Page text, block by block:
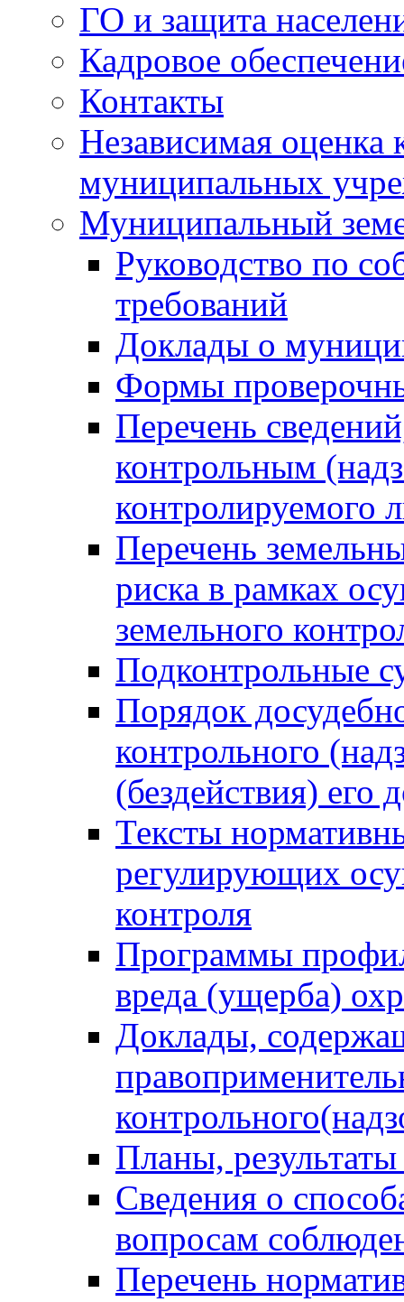
ГО и защита
Кадровое
Контакты
Независимая оценка
муниципальных
Муниципальный
Руководство по
требований
Доклады о
Формы
Перечень
контрольным
контролируемого
Перечень
риска в рамках
земельного
Подконтрольные
Порядок
контрольного
(бездействия)
Тексты
регулирующих
контроля
Программы
вреда (ущерба)
Доклады,
Планы,
Сведения о
вопросам
Перечень